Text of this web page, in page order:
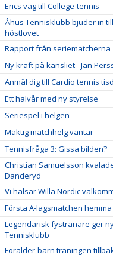
Erics väg till College-tennis
Åhus Tennisklubb bjuder in
höstlovet
Rapport från seriematcherna
Ny kraft på kansliet - Jan
Anmäl dig till Cardio tennis
Ett halvår med ny styrelse
Seriespel i helgen
Mäktig matchhelg väntar
Tennisfråga 3: Gissa bilden?
Christian Samuelsson
Danderyd
Vi hälsar Willa Nordic
Första A-lagsmatchen
Legendarisk fystränare ger
Tennisklubb
Förälder-barn träningen